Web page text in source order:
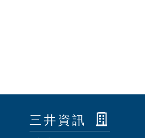
三井資訊